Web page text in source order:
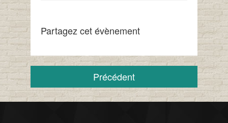
Partagez cet évènement
Précédent